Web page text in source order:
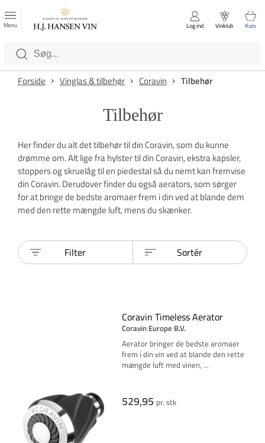
Luk
Kategorier
Menu Log ind Vinklub Kurv
Forside Vinglas & tilbehør Coravin Tilbehør
Tilbehør
Her finder du alt det tilbehør til din Coravin, som du kunne
drømme om. Alt lige fra hylster til din Coravin, ekstra kapsler,
stoppers og skruelåg til en piedestal så du nemt kan fremvise
din Coravin. Derudover finder du også aerators, som sørger
for at bringe de bedste aromaer frem i din ved at blande dem
med den rette mængde luft, mens du skænker.
Filter Sortér
Coravin Timeless Aerator
Coravin Europe B.V.
Aerator bringer de bedste aromaer
frem i din vin ved at blande den rette
mængde luft med vinen, ...
529,95 pr. stk